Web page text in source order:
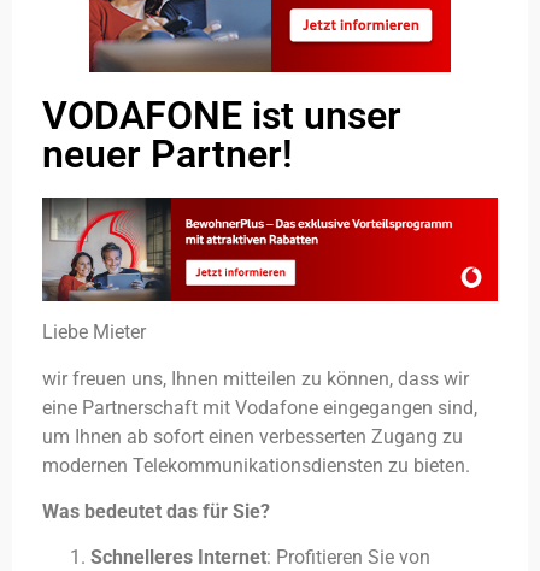
VODAFONE ist unser
neuer Partner!
Liebe Mieter
wir freuen uns, Ihnen mitteilen zu können, dass wir
eine Partnerschaft mit Vodafone eingegangen sind,
um Ihnen ab sofort einen verbesserten Zugang zu
modernen Telekommunikationsdiensten zu bieten.
Was bedeutet das für Sie?
Schnelleres Internet: Profitieren Sie von